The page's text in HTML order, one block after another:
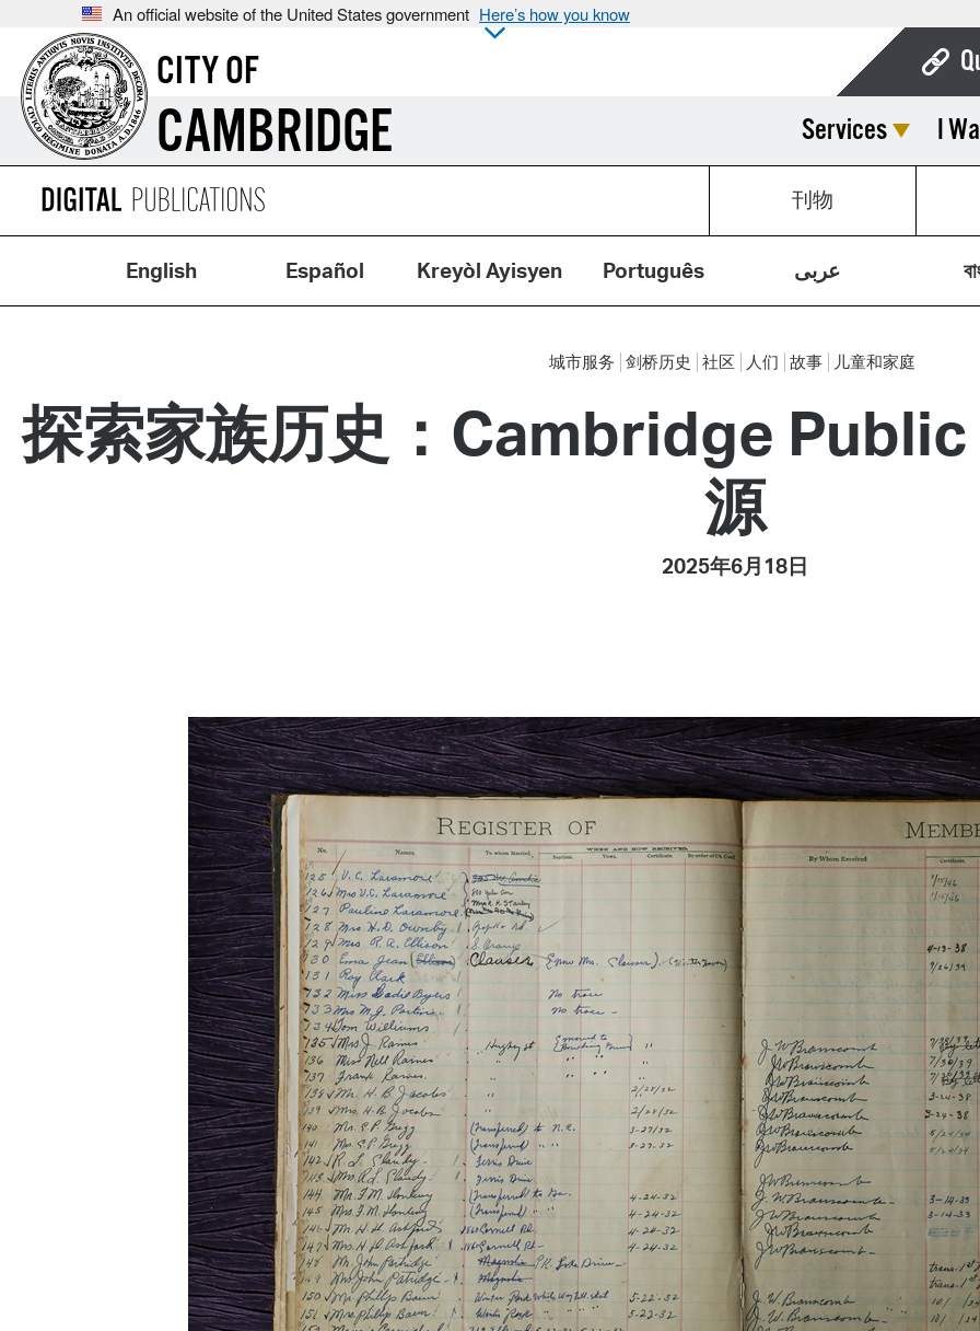
An official website of the United States government Here’s how you know
CITY OF
CAMBRIDGE Services I
刊物
English Español Kreyòl Ayisyen Português عربى
城市服务 剑桥历史 社区 人们 故事 儿童和家庭
探索家族历史：Cambridge
源
2025年6月18日